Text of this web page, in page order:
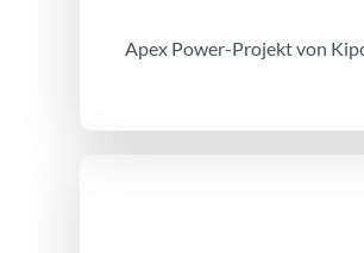
Apex Power-Projekt von